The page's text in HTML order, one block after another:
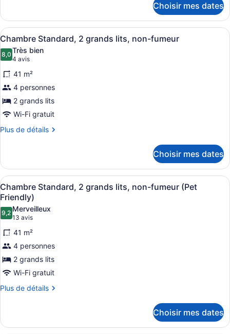
très
grand
lit
et
1
canapé-
lit,
non-
fumeur
Chambre
Standard,
1
grand
et
canapé-
lit,
non-
fumeur
Choisir mes dates
Afficher
toutes
les
photos
pour
ce
type
de
chambre :
2
grands
lits,
non-
fumeur
Une chambre d’hôtel avec deux
4
Chambre Standard, 2 grands lits, non-fumeur
8,08,0 sur 10
Très bien
4 avis
(4 avis)
41 m²
4 personnes
2 grands lits
Wi-Fi gratuit
Plus de détails
Plus
Chambre
Standard,
2
grands
lits,
non-
fumeur
Choisir mes dates
Afficher
toutes
les
photos
pour
ce
type
de
chambre :
Chambre
grands
Une chambre d’hôtel avec deux
4
Chambre Standard, 2 grands lits, non-fumeur (Pet
Friendly)
9,29,2 sur 10
Merveilleux
13 avis
(13 avis)
41 m²
4 personnes
2 grands lits
Wi-Fi gratuit
Plus de détails
Plus
Chambre
Choisir mes dates